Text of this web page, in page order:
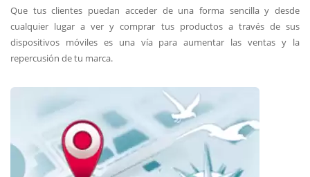
Que tus clientes puedan acceder de una forma sencilla y desde
cualquier lugar a ver y comprar tus productos a través de sus
dispositivos móviles es una vía para aumentar las ventas y la
repercusión de tu marca.